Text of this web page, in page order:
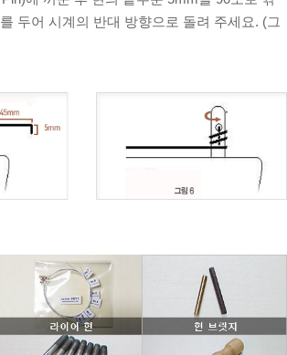
두어 시계의 반대 방향으로 돌려 주세요. (그